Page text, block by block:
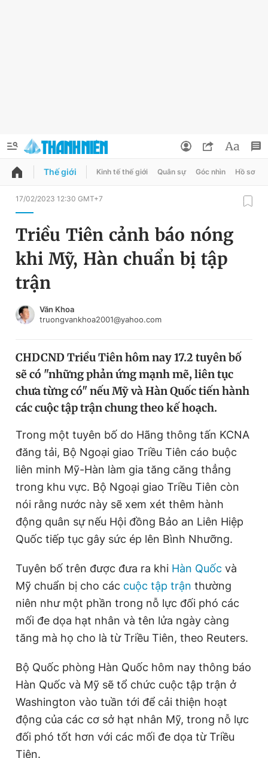
QUẢNG CÁO
Chuyên mục
Chuyên mục khác
Chào ngày mới
Video Magazine
Tiện ích Bạn cần biết
Thông tin tòa soạn Liên hệ quảng cáo
Đọc Thanh Niên trên điện thoại
Hotline
0906 645 777
Liên hệ quảng cáo
0908 780 404
Đặt báo Quảng cáo RSS Tòa soạn Chính sách bảo
Tổng biên tập: Nguyễn Ngọc Toàn
Đổi mật khẩu
Tin đã lưu
Tin đã xem
Đăng xuất
Thế giới Kinh tế thế giới Quân sự Góc nhìn Hồ sơ
17/02/2023 12:30 GMT+7
Triều Tiên cảnh báo nóng
khi Mỹ, Hàn chuẩn bị tập
trận
Văn Khoa
truongvankhoa2001@yahoo.com
CHDCND Triều Tiên hôm nay 17.2 tuyên bố
sẽ có "những phản ứng mạnh mẽ, liên tục
chưa từng có" nếu Mỹ và Hàn Quốc tiến hành
các cuộc tập trận chung theo kế hoạch.
Trong một tuyên bố do Hãng thông tấn KCNA
đăng tải, Bộ Ngoại giao Triều Tiên cáo buộc
liên minh Mỹ-Hàn làm gia tăng căng thẳng
trong khu vực. Bộ Ngoại giao Triều Tiên còn
nói rằng nước này sẽ xem xét thêm hành
động quân sự nếu Hội đồng Bảo an Liên Hiệp
Quốc tiếp tục gây sức ép lên Bình Nhưỡng.
Tuyên bố trên được đưa ra khi Hàn Quốc và
Mỹ chuẩn bị cho các cuộc tập trận thường
niên như một phần trong nỗ lực đối phó các
mối đe dọa hạt nhân và tên lửa ngày càng
tăng mà họ cho là từ Triều Tiên, theo Reuters.
Bộ Quốc phòng Hàn Quốc hôm nay thông báo
Hàn Quốc và Mỹ sẽ tổ chức cuộc tập trận ở
Washington vào tuần tới để cải thiện hoạt
động của các cơ sở hạt nhân Mỹ, trong nỗ lực
đối phó tốt hơn với các mối đe dọa từ Triều
Tiên.